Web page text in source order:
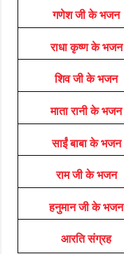
गणेश जी के भजन
राधा कृष्ण के भजन
शिव जी के भजन
माता रानी के भजन
साईं बाबा के भजन
राम जी के भजन
हनुमान जी के भजन
आरति संग्रह